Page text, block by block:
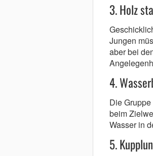
3. Holz
Jungen
aber bei
4.
Die
beim
Wasser in
5.